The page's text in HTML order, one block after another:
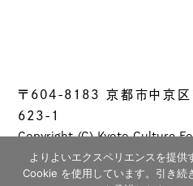
よりよいエクスペリエンスを提
Cookie を使用しています。引き続
〒604-8183 京都市中京区
623-1
Copyright (C) Kyoto Culture
Kyoto All rights reserved.